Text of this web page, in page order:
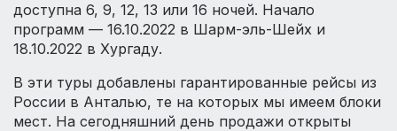
доступна 6, 9, 12, 13 или 16 ночей. Начало
программ — 16.10.2022 в Шарм-эль-Шейх и
18.10.2022 в Хургаду.
В эти туры добавлены гарантированные рейсы из
России в Анталью, те на которых мы имеем блоки
мест. На сегодняшний день продажи открыты